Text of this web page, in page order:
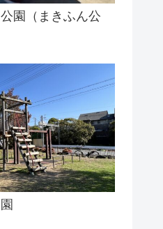
園（まきふん公